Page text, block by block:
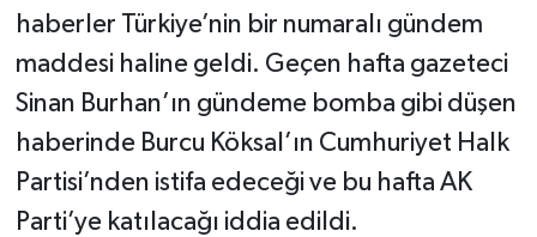
haberler Türkiye’nin bir numaralı gündem
maddesi haline geldi. Geçen hafta gazeteci
Sinan Burhan’ın gündeme bomba gibi düşen
haberinde Burcu Köksal’ın Cumhuriyet Halk
Partisi’nden istifa edeceği ve bu hafta AK
Parti’ye katılacağı iddia edildi.